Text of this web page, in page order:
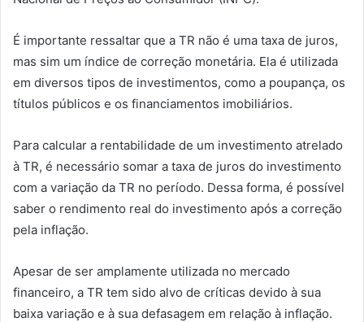
É importante ressaltar que a TR não é uma taxa de juros,
mas sim um índice de correção monetária. Ela é utilizada
em diversos tipos de investimentos, como a poupança, os
títulos públicos e os financiamentos imobiliários.
Para calcular a rentabilidade de um investimento atrelado
à TR, é necessário somar a taxa de juros do investimento
com a variação da TR no período. Dessa forma, é possível
saber o rendimento real do investimento após a correção
pela inflação.
Apesar de ser amplamente utilizada no mercado
financeiro, a TR tem sido alvo de críticas devido à sua
baixa variação e à sua defasagem em relação à inflação.